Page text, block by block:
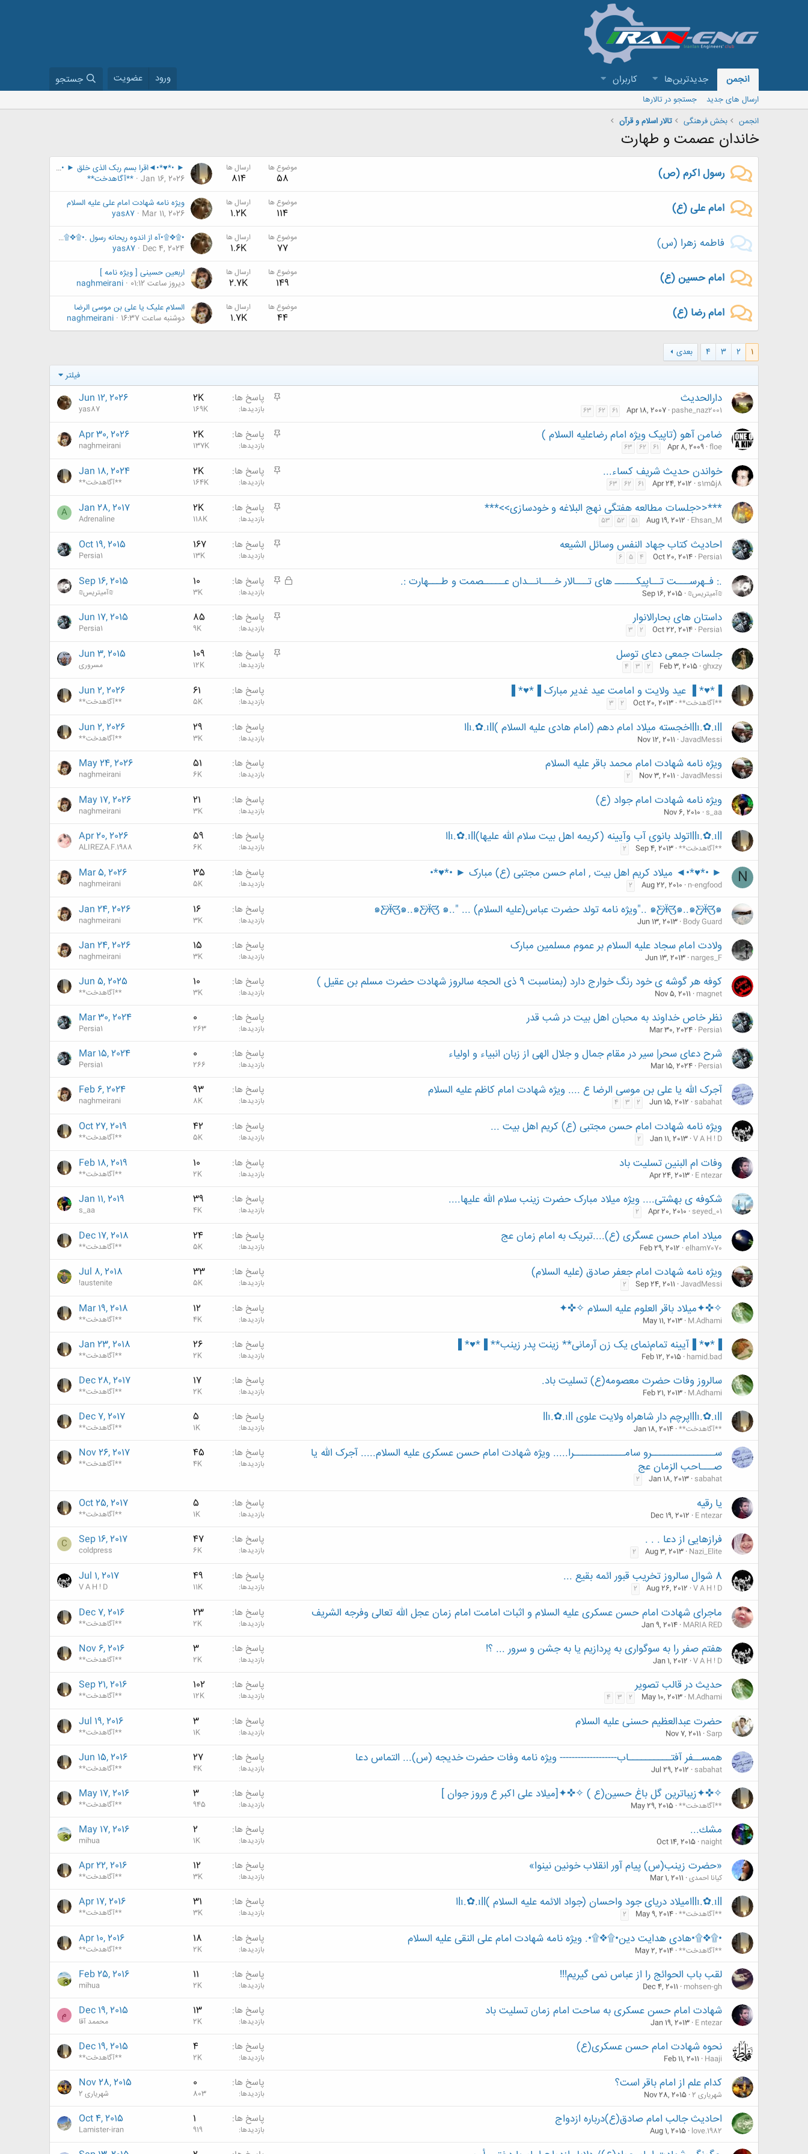
انجمن جدیدترین‌ها کاربران ورود عضویت جستجو
ارسال های جدید
جستجو در تالارها
انجمن
بخش فرهنگی تالار اسلام و قرآن
خاندان عصمت و طهارت
رسول اکرم (ص) موضوع ها
58
ارسال ها
814
► •*♥*•◄اقرا بسم ربک الذی خلق ► •*♥*•[ویژه نامه ی بعثت ]
Jan 16, 2026 **آگاهدخت**
امام علی (ع) موضوع ها
114
ارسال ها
1.2K
ویژه نامه شهادت امام علی علیه السلام
Mar 11, 2026
yas87
فاطمه زهرا (س) موضوع ها
77
ارسال ها
1.6K
•۩❖۩•آه از اندوه ریحانه رسول .•۩❖۩•. [ ویژه ی شهادت ]
Dec 4, 2024
yas87
امام حسین (ع) موضوع ها
149
ارسال ها
2.7K
اربعین حسینی [ ویژه نامه ]
دیروز ساعت 01:12
naghmeirani
امام رضا (ع) موضوع ها
44
ارسال ها
1.7K
السلام علیک یا علی بن موسی الرضا
دوشنبه ساعت 16:37
naghmeirani
1
2
3
4
بعدی
فیلتر
م
دارالحدیث
pashe_naz2001
Apr 18, 2007
61
62
63
پاسخ ها 2K
بازدیدها 169K
Jun 12, 2026
yas87
م
ضامن آهو (تاپیک ویژه امام رضاعلیه السلام )
floe
Apr 8, 2009
61
62
63
پاسخ ها 2K
بازدیدها 137K
Apr 30, 2026
naghmeirani
م
خواندن حدیث شریف کساء...
s1m5j8
Apr 24, 2012
61
62
63
پاسخ ها 2K
بازدیدها 164K
Jan 18, 2024
**آگاهدخت**
م
***<<جلسات مطالعه هفتگی نهج البلاغه و خودسازی>>***
Ehsan_M
Aug 19, 2012
51
52
53
پاسخ ها 2K
بازدیدها 118K
Jan 28, 2017
Adrenaline
A
م
احادیث كتاب جهاد النفس وسائل الشيعه
Persia1
Oct 20, 2014
4
5
6
پاسخ ها 167
بازدیدها 13K
Oct 19, 2015
Persia1
ق
ش
م
.: فـهرســـت تــاپیکـــــ های تـــالار خـــانــدان عـــــصمت و طـــهارت :.
₪آمیتریس₪ Sep 16, 2015
پاسخ ها 10
بازدیدها 3K
Sep 16, 2015
₪آمیتریس₪
م
داستان هاى بحارالانوار
Persia1
Oct 22, 2014
2
3
پاسخ ها 85
بازدیدها 9K
Jun 17, 2015
Persia1
م
جلسات جمعی دعای توسل
ghxzy
Feb 3, 2015
2
3
4
پاسخ ها 109
بازدیدها 12K
Jun 3, 2015
مسروری
▐*♥* ▐ عید ولایت و امامت عید غدیر مبارک ▐*♥* ▐
**آگاهدخت** Oct 20, 2013
2
3
پاسخ ها 61
بازدیدها 5K
Jun 2, 2026
**آگاهدخت**
llı.✿.ıllاخجسته میلاد امام دهم (امام هادی علیه السلام )lı.✿.ıllا
JavadMessi
Nov 12, 2011
پاسخ ها 29
بازدیدها 3K
Jun 2, 2026
**آگاهدخت**
ویژه نامه شهادت امام محمد باقر علیه السلام
JavadMessi
Nov 3, 2011
2
پاسخ ها 51
بازدیدها 6K
May 24, 2026
naghmeirani
ویژه نامه شهادت امام جواد (ع)
s_aa
Nov 6, 2010
پاسخ ها 21
بازدیدها 3K
May 17, 2026
naghmeirani
llı.✿.ıllاتولد بانوی آب وآیینه (کریمه اهل بیت سلام الله علیها)lı.✿.ıllا
**آگاهدخت** Sep 4, 2013
2
پاسخ ها 59
بازدیدها 6K
Apr 20, 2026
ALIREZA.F.1988
N ► •*♥*•◄ میلاد کریم اهل بیت , امام حسن مجتبی (ع) مبارک ► •*♥*•
n-engfood
Aug 22, 2010
2
پاسخ ها 35
بازدیدها 5K
Mar 5, 2026
naghmeirani
๑Ƹ̵̡Ӝ̵̨̄Ʒ๑..๑Ƹ̵̡Ӝ̵̨̄Ʒ๑ .."ویژه نامه تولد حضرت عباس(علیه السلام) ... "..๑Ƹ̵̡Ӝ̵̨̄Ʒ๑..๑Ƹ̵̡Ӝ̵̨̄Ʒ ๑
Body Guard
Jun 13, 2013
پاسخ ها 16
بازدیدها 3K
Jan 24, 2026
naghmeirani
ولادت امام سجاد علیه السلام بر عموم مسلمین مبارک
narges_F
Jun 13, 2013
پاسخ ها 15
بازدیدها 3K
Jan 24, 2026
naghmeirani
کوفه هر گوشه ی خود رنگ خوارج دارد (بمناسبت 9 ذی الحجه سالروز شهادت حضرت مسلم بن عقیل )
magnet
Nov 5, 2011
پاسخ ها 10
بازدیدها 3K
Jun 5, 2025
**آگاهدخت**
نظر خاص خداوند به محبان اهل بیت در شب قدر
Persia1
Mar 30, 2024
پاسخ ها 0
بازدیدها 263
Mar 30, 2024
Persia1
شرح دعای سحر| سیر در مقام جمال و جلال الهی از زبان انبیاء و اولیاء
Persia1
Mar 15, 2024
پاسخ ها 0
بازدیدها 266
Mar 15, 2024
Persia1
آجرک الله یا علی بن موسی الرضا ع .... ویژه شهادت امام کاظم علیه السلام
sabahat
Jun 15, 2012
2
3
4
پاسخ ها 93
بازدیدها 8K
Feb 6, 2024
naghmeirani
ویژه نامه شهادت امام حسن مجتبی (ع) کریم اهل بیت ...
V A H ! D
Jan 11, 2013
2
پاسخ ها 42
بازدیدها 5K
Oct 27, 2019
**آگاهدخت**
وفات ام البنین تسلیت باد
E ntezar
Apr 24, 2013
پاسخ ها 10
بازدیدها 2K
Feb 18, 2019
**آگاهدخت**
شکوفه ی بهشتی.... ویژه میلاد مبارک حضرت زینب سلام الله علیها....
seyed_01
Apr 20, 2010
2
پاسخ ها 39
بازدیدها 4K
Jan 11, 2019
s_aa
میلاد امام حسن عسگری (ع)....تبریک به امام زمان عج
elham7070
Feb 29, 2012
پاسخ ها 24
بازدیدها 5K
Dec 17, 2018
**آگاهدخت**
ویژه نامه شهادت امام جعفر صادق (علیه السلام)
JavadMessi
Sep 24, 2011
2
پاسخ ها 33
بازدیدها 5K
Jul 8, 2018
!austenite
✧✜✦میلاد باقر العلوم علیه السلام ✧✜✦
M.Adhami
May 11, 2013
پاسخ ها 12
بازدیدها 4K
Mar 19, 2018
**آگاهدخت**
▐*♥* ▐آیینه تمام‌نمای یک زن آرمانی** زینت پدر زینب** ▐*♥* ▐
hamid.bad
Feb 12, 2015
پاسخ ها 26
بازدیدها 2K
Jan 23, 2018
**آگاهدخت**
سالروز وفات حضرت معصومه(ع) تسلیت باد.
M.Adhami
Feb 21, 2013
پاسخ ها 17
بازدیدها 2K
Dec 28, 2017
**آگاهدخت**
llı.✿.ıllاپرچم دار شاهراه ولایت علوى llı.✿.ıll
**آگاهدخت** Jan 18, 2014
پاسخ ها 5
بازدیدها 1K
Dec 7, 2017
**آگاهدخت**
ســـــــــــــــرو سامــــــــــــرا..... ویژه شهادت امام حسن عسکری علیه السلام..... آجرک الله یا
صـــاحب الزمان عج
sabahat
Jan 18, 2013
2
پاسخ ها 45
بازدیدها 4K
Nov 26, 2017
**آگاهدخت**
یا رقیه
E ntezar
Dec 19, 2012
پاسخ ها 5
بازدیدها 1K
Oct 25, 2017
**آگاهدخت**
فرازهایی از دعا . . .
Nazi_Elite
Aug 3, 2013
2
پاسخ ها 47
بازدیدها 6K
Sep 16, 2017
coldpress
C
8 شوال سالروز تخریب قبور ائمه بقیع ...
V A H ! D
Aug 26, 2012
2
پاسخ ها 49
بازدیدها 11K
Jul 1, 2017
V A H ! D
ماجرای شهادت امام حسن عسکرى علیه السلام و اثبات امامت امام زمان عجل الله تعالی وفرجه الشریف
MARIA RED
Jan 9, 2014
پاسخ ها 23
بازدیدها 2K
Dec 7, 2016
**آگاهدخت**
هفتم صفر را به سوگواری به پردازیم یا به جشن و سرور ... ؟!
V A H ! D
Jan 1, 2012
پاسخ ها 3
بازدیدها 2K
Nov 6, 2016
**آگاهدخت**
حدیث در قالب تصویر
M.Adhami
May 10, 2013
2
3
4
پاسخ ها 102
بازدیدها 12K
Sep 21, 2016
**آگاهدخت**
حضرت عبدالعظیم حسنى علیه السلام
Sarp
Nov 7, 2011
پاسخ ها 3
بازدیدها 1K
Jul 19, 2016
**آگاهدخت**
همســفر آفتــــــــــاب------------------- ویژه نامه وفات حضرت خدیجه (س)... التماس دعا
sabahat
Jul 29, 2012
پاسخ ها 27
بازدیدها 4K
Jun 15, 2016
**آگاهدخت**
✧✜✦زیباترین گل باغ حسین(ع ) ✧✜✦[میلاد علی اکبر ع وروز جوان ]
**آگاهدخت** May 29, 2015
پاسخ ها 3
بازدیدها 945
May 17, 2016
**آگاهدخت**
مشك...
naight
Oct 14, 2015
پاسخ ها 2
بازدیدها 1K
May 17, 2016
mihua
«حضرت زينب(س) پيام آور انقلاب خونين نينوا»
کیانا احمدی Mar 1, 2011
پاسخ ها 12
بازدیدها 3K
Apr 22, 2016
**آگاهدخت**
llı.✿.ıllامیلاد دریای جود واحسان (جواد الائمه علیه السلام )lı.✿.ıllا
**آگاهدخت** May 9, 2014
2
پاسخ ها 31
بازدیدها 3K
Apr 17, 2016
**آگاهدخت**
•۩❖۩•هادى هدایت دین•۩❖۩•. ویژه نامه شهادت امام علی النقی علیه السلام
**آگاهدخت** May 2, 2014
پاسخ ها 18
بازدیدها 2K
Apr 10, 2016
**آگاهدخت**
لقب باب الحوائج را از عباس نمی گيريم!!!
mohsen-gh
Dec 4, 2011
پاسخ ها 11
بازدیدها 2K
Feb 25, 2016
mihua
شهادت امام حسن عسکری به ساحت امام زمان تسلیت باد
E ntezar
Jan 19, 2013
پاسخ ها 13
بازدیدها 2K
Dec 19, 2015
محممد آقا م
نحوه شهادت امام حسن عسکری(ع)
Haaji
Feb 11, 2011
پاسخ ها 4
بازدیدها 2K
Dec 19, 2015
**آگاهدخت**
کدام علم از امام باقر است؟
شهریاری 2 Nov 28, 2015
پاسخ ها 0
بازدیدها 803
Nov 28, 2015
شهریاری 2
احادیث جالب امام صادق(ع)درباره ازدواج
love.1982
Aug 1, 2015
پاسخ ها 1
بازدیدها 919
Oct 4, 2015
Lamister-iran